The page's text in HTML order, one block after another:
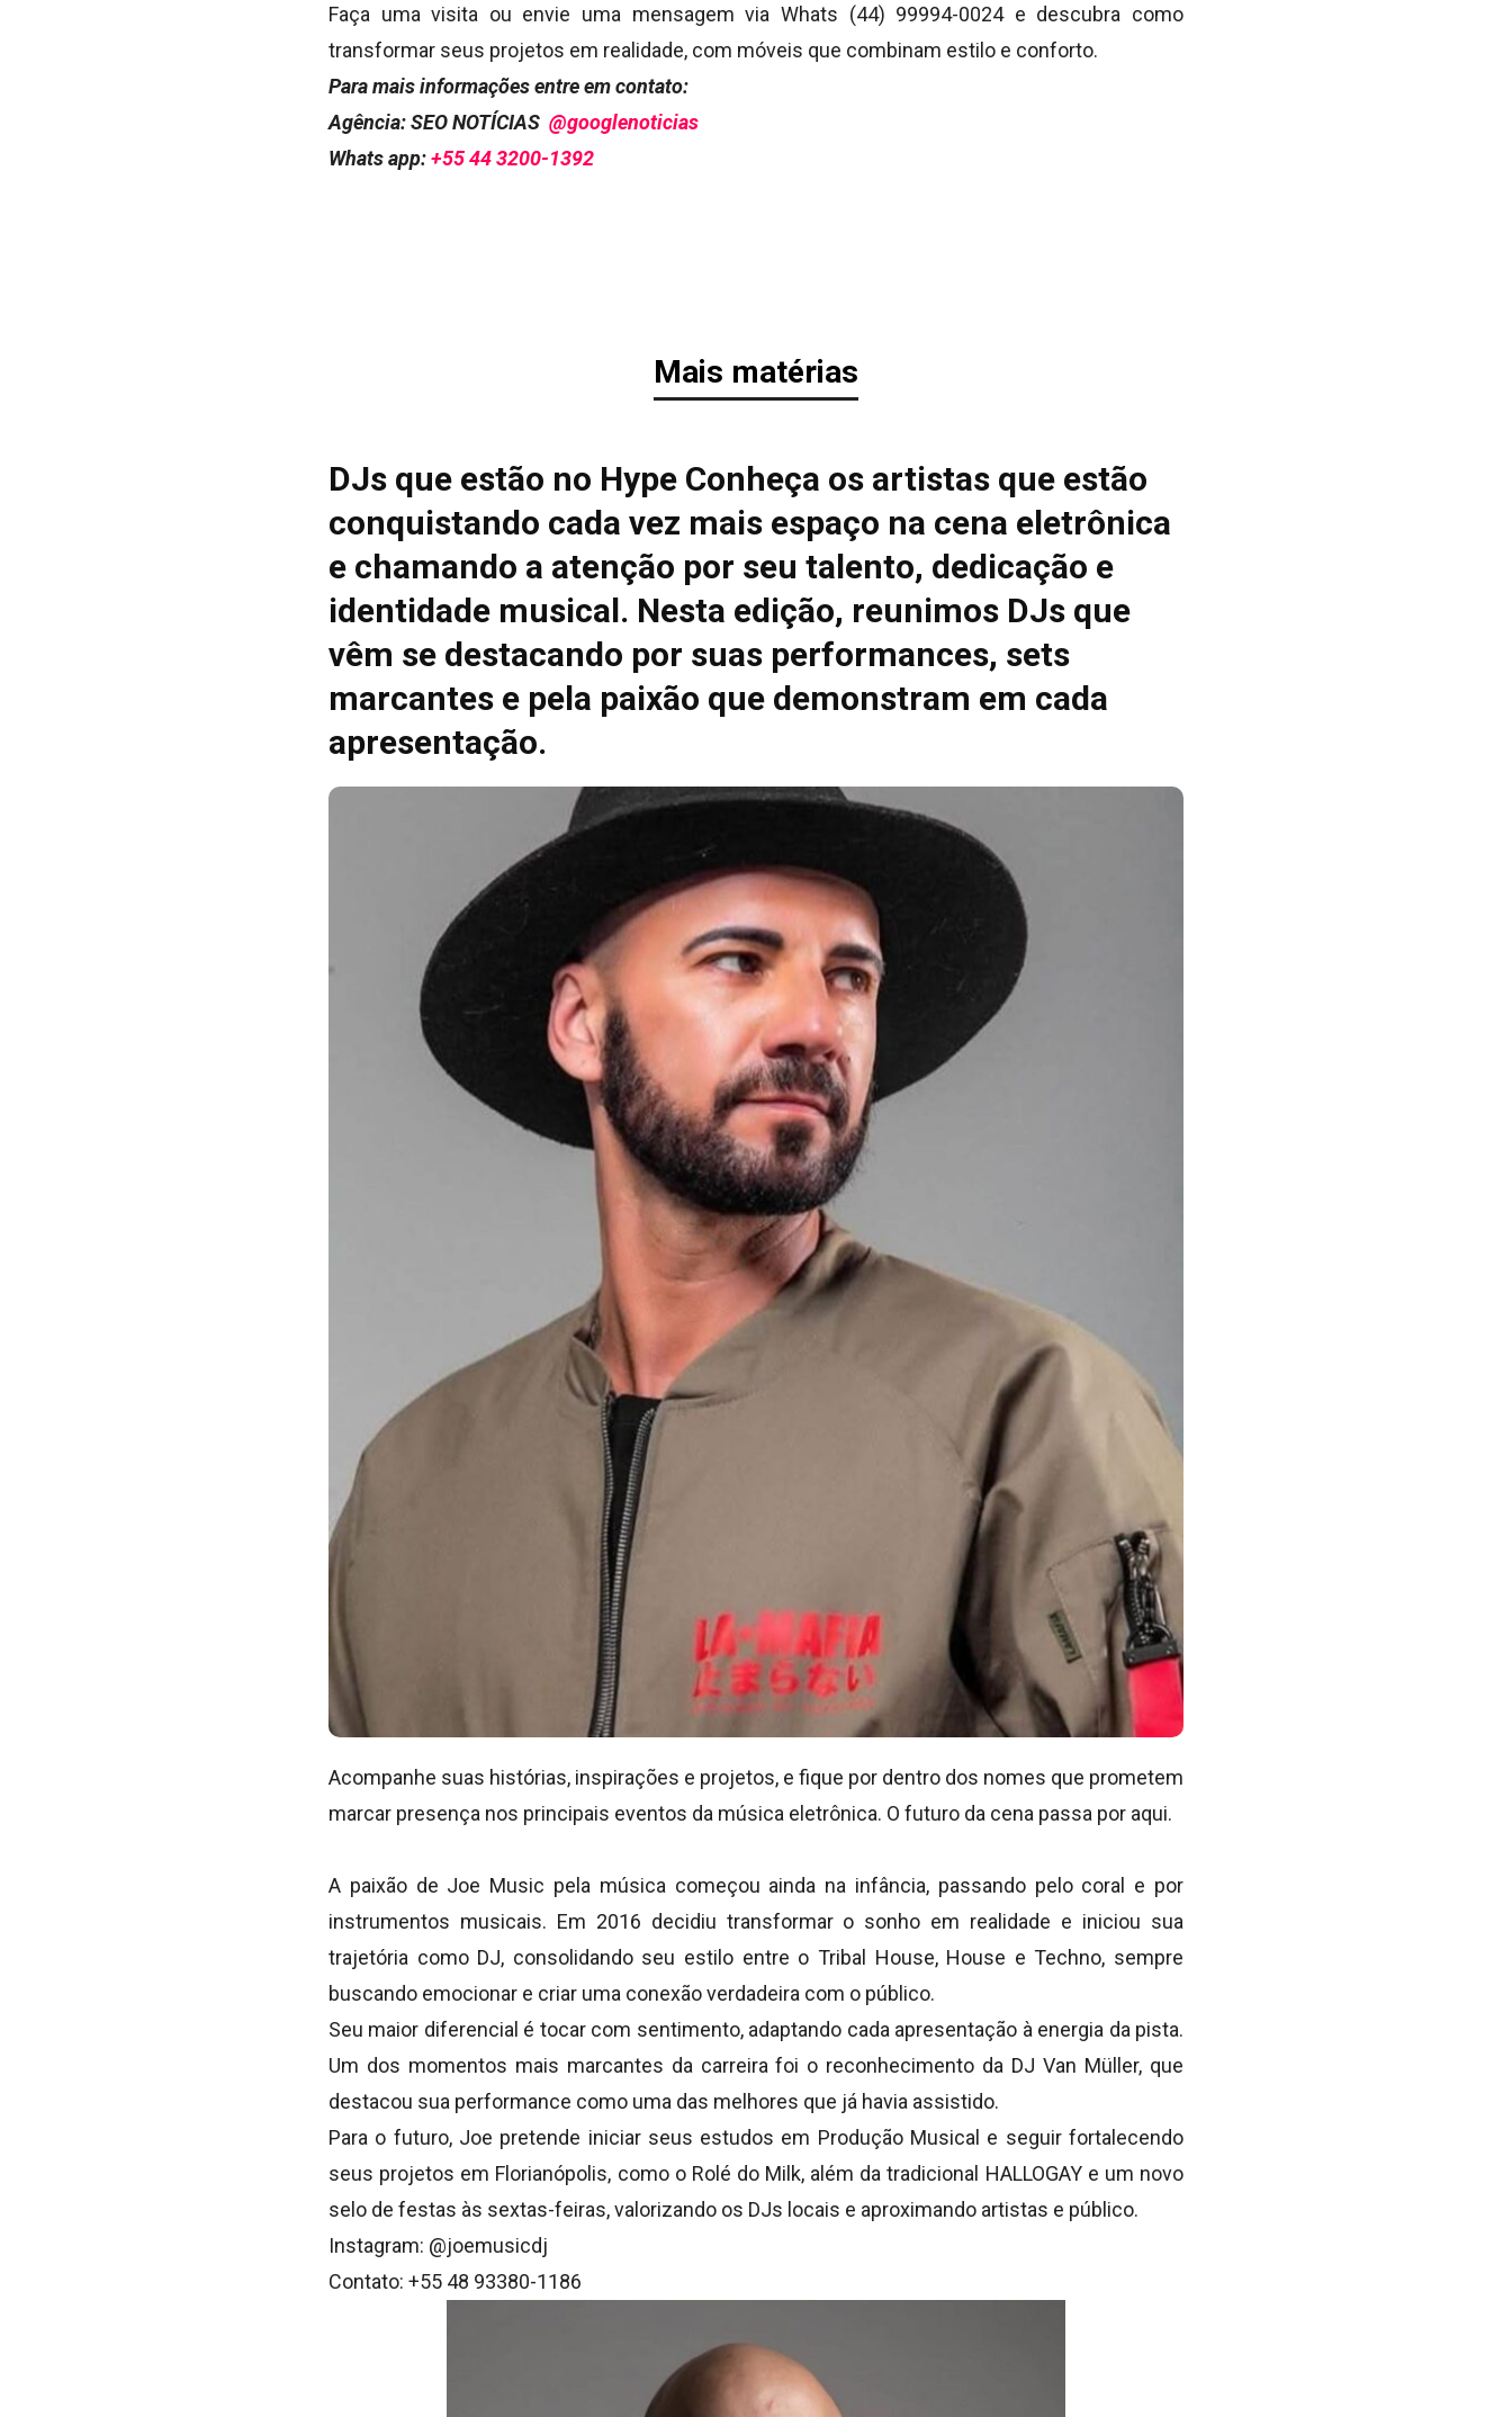
Faça uma visita ou envie uma mensagem via Whats (44) 99994-0024 e descubra como
transformar seus projetos em realidade, com móveis que combinam estilo e conforto.
Para mais informações entre em contato:
Agência: SEO NOTÍCIAS @googlenoticias
Whats app:+55 44 3200-1392
Mais matérias
DJs que estão no Hype Conheça os artistas que estão
conquistando cada vez mais espaço na cena eletrônica
e chamando a atenção por seu talento, dedicação e
identidade musical. Nesta edição, reunimos DJs que
vêm se destacando por suas performances, sets
marcantes e pela paixão que demonstram em cada
apresentação.
Acompanhe suas histórias, inspirações e projetos, e fique por dentro dos nomes que prometem
marcar presença nos principais eventos da música eletrônica. O futuro da cena passa por aqui.
A paixão de Joe Music pela música começou ainda na infância, passando pelo coral e por
instrumentos musicais. Em 2016 decidiu transformar o sonho em realidade e iniciou sua
trajetória como DJ, consolidando seu estilo entre o Tribal House, House e Techno, sempre
buscando emocionar e criar uma conexão verdadeira com o público.
Seu maior diferencial é tocar com sentimento, adaptando cada apresentação à energia da pista.
Um dos momentos mais marcantes da carreira foi o reconhecimento da DJ Van Müller, que
destacou sua performance como uma das melhores que já havia assistido.
Para o futuro, Joe pretende iniciar seus estudos em Produção Musical e seguir fortalecendo
seus projetos em Florianópolis, como o Rolé do Milk, além da tradicional HALLOGAY e um novo
selo de festas às sextas-feiras, valorizando os DJs locais e aproximando artistas e público.
Instagram: @joemusicdj
Contato: +55 48 93380-1186